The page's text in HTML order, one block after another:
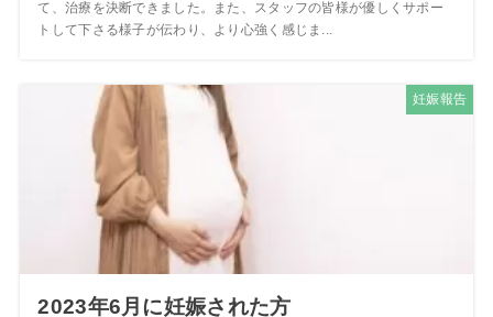
て、治療を決断できました。また、スタッフの皆様が優しくサポー
トして下さる様子が伝わり、より心強く感じま...
妊娠報告
2023年6月に妊娠された方